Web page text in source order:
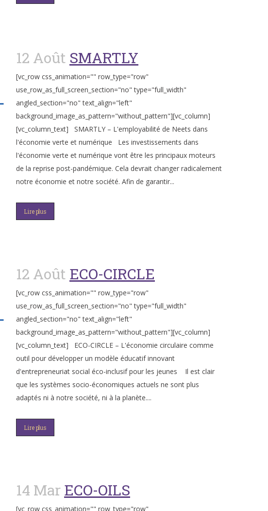
12 Août SMARTLY
[vc_row css_animation="" row_type="row"
use_row_as_full_screen_section="no" type="full_width"
angled_section="no" text_align="left"
background_image_as_pattern="without_pattern"][vc_column]
[vc_column_text] SMARTLY – L'employabilité de Neets dans
l'économie verte et numérique Les investissements dans
l'économie verte et numérique vont être les principaux moteurs
de la reprise post-pandémique. Cela devrait changer radicalement
notre économie et notre société. Afin de garantir...
Lire plus
12 Août ECO-CIRCLE
[vc_row css_animation="" row_type="row"
use_row_as_full_screen_section="no" type="full_width"
angled_section="no" text_align="left"
background_image_as_pattern="without_pattern"][vc_column]
[vc_column_text] ECO-CIRCLE – L'économie circulaire comme
outil pour développer un modèle éducatif innovant
d'entrepreneuriat social éco-inclusif pour les jeunes Il est clair
que les systèmes socio-économiques actuels ne sont plus
adaptés ni à notre société, ni à la planète....
Lire plus
14 Mar ECO-OILS
[vc_row css_animation="" row_type="row"